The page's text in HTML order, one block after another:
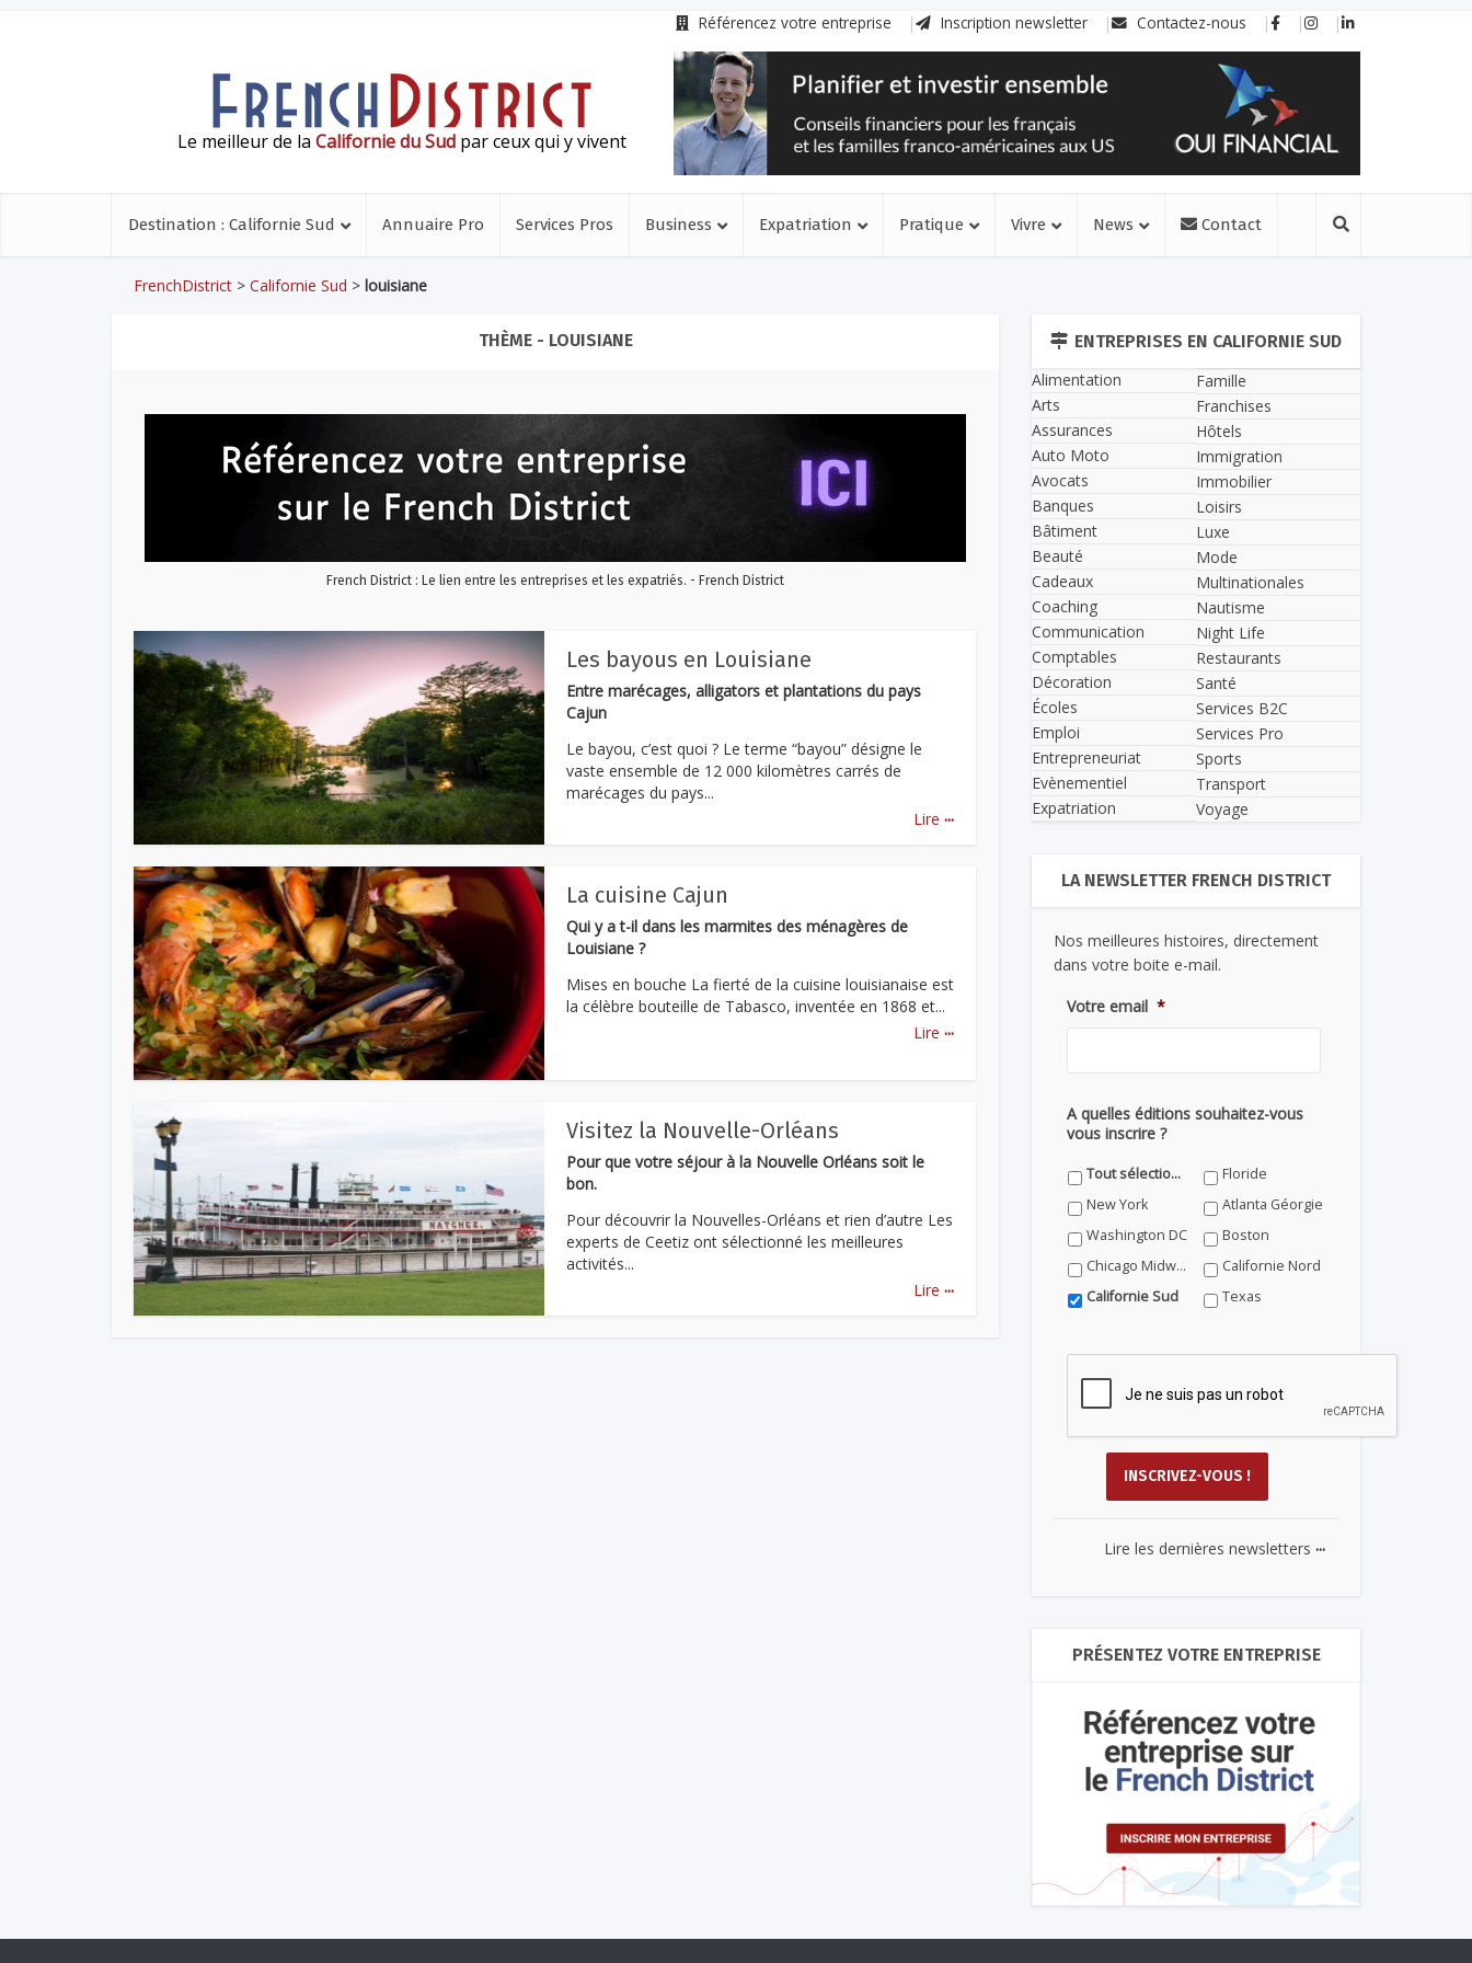
Référencez votre entreprise Inscription newsletter Contactez-nous
Le meilleur de la Californie du Sud par ceux qui y vivent
Destination : Californie Sud Annuaire Pro Services Pros Business Expatriation Pratique Vivre News Contact
FrenchDistrict > Californie Sud > louisiane
THÈME - LOUISIANE
French District : Le lien entre les entreprises et les expatriés. - French District
Les bayous en Louisiane
Entre marécages, alligators et plantations du pays
Cajun
Le bayou, c’est quoi ? Le terme “bayou” désigne le
vaste ensemble de 12 000 kilomètres carrés de
marécages du pays...
Lire ...
La cuisine Cajun
Qui y a t-il dans les marmites des ménagères de
Louisiane ?
Mises en bouche La fierté de la cuisine louisianaise est
la célèbre bouteille de Tabasco, inventée en 1868 et...
Lire ...
Visitez la Nouvelle-Orléans
Pour que votre séjour à la Nouvelle Orléans soit le
bon.
Pour découvrir la Nouvelles-Orléans et rien d’autre Les
experts de Ceetiz ont sélectionné les meilleures
activités...
Lire ...
ENTREPRISES EN CALIFORNIE SUD
Alimentation
Arts
Assurances
Auto Moto
Avocats
Banques
Bâtiment
Beauté
Cadeaux
Coaching
Communication
Comptables
Décoration
Écoles
Emploi
Entrepreneuriat
Evènementiel
Expatriation
Famille
Franchises
Hôtels
Immigration
Immobilier
Loisirs
Luxe
Mode
Multinationales
Nautisme
Night Life
Restaurants
Santé
Services B2C
Services Pro
Sports
Transport
Voyage
LA NEWSLETTER FRENCH DISTRICT
Nos meilleures histoires, directement
dans votre boite e-mail.
Votre email *
A quelles éditions souhaitez-vous
vous inscrire ?
Tout sélectionner
Floride
New York
Atlanta Géorgie
Washington DC
Boston
Chicago Midwest
Californie Nord
Californie Sud
Texas
Lire les dernières newsletters ...
PRÉSENTEZ VOTRE ENTREPRISE